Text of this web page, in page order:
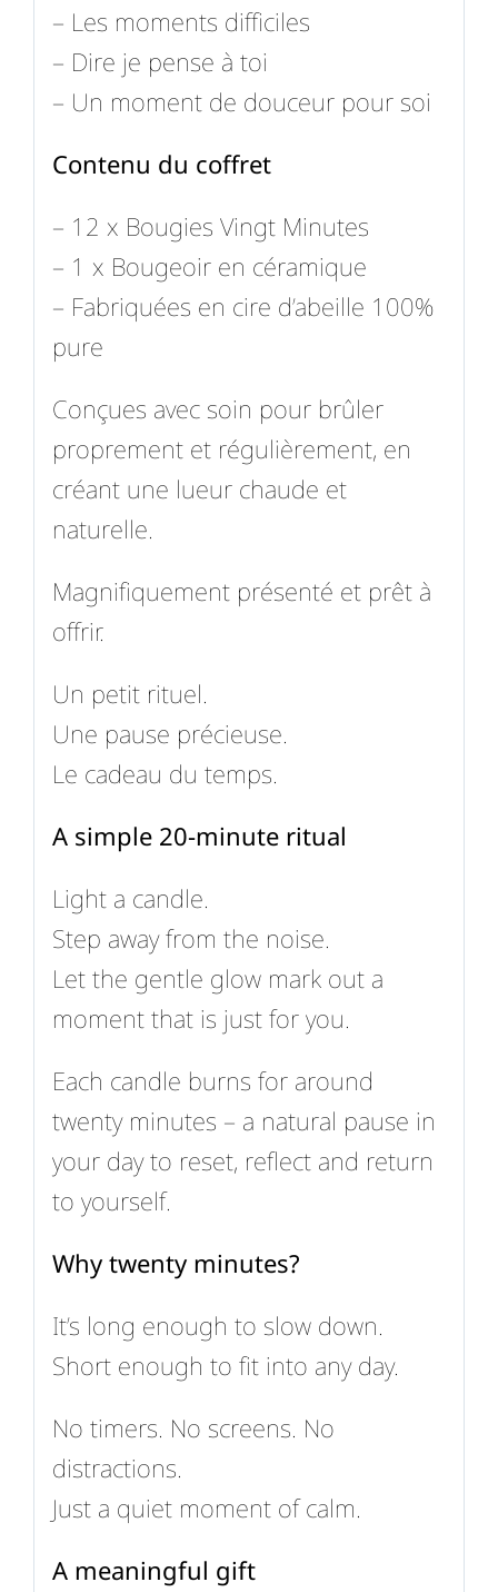
– Les moments difficiles
– Dire je pense à toi
– Un moment de douceur pour soi
Contenu du coffret
– 12 x Bougies Vingt Minutes
– 1 x Bougeoir en céramique
– Fabriquées en cire d’abeille 100%
pure
Conçues avec soin pour brûler
proprement et régulièrement, en
créant une lueur chaude et
naturelle.
Magnifiquement présenté et prêt à
offrir.
Un petit rituel.
Une pause précieuse.
Le cadeau du temps.
A simple 20-minute ritual
Light a candle.
Step away from the noise.
Let the gentle glow mark out a
moment that is just for you.
Each candle burns for around
twenty minutes – a natural pause in
your day to reset, reflect and return
to yourself.
Why twenty minutes?
It’s long enough to slow down.
Short enough to fit into any day.
No timers. No screens. No
distractions.
Just a quiet moment of calm.
A meaningful gift